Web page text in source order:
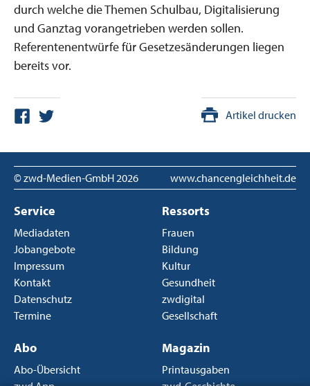
durch welche die Themen Schulbau, Digitalisierung
und Ganztag vorangetrieben werden sollen.
Referentenentwürfe für Gesetzesänderungen liegen
bereits vor.
Artikel drucken
© zwd-Medien-GmbH 2026 www.chancengleichheit.de
Service
Mediadaten
Jobangebote
Impressum
Kontakt
Datenschutz
Termine
Ressorts
Frauen
Bildung
Kultur
Gesundheit
zwdigital
Gesellschaft
Abo
Abo-Übersicht
Magazin
Printausgaben